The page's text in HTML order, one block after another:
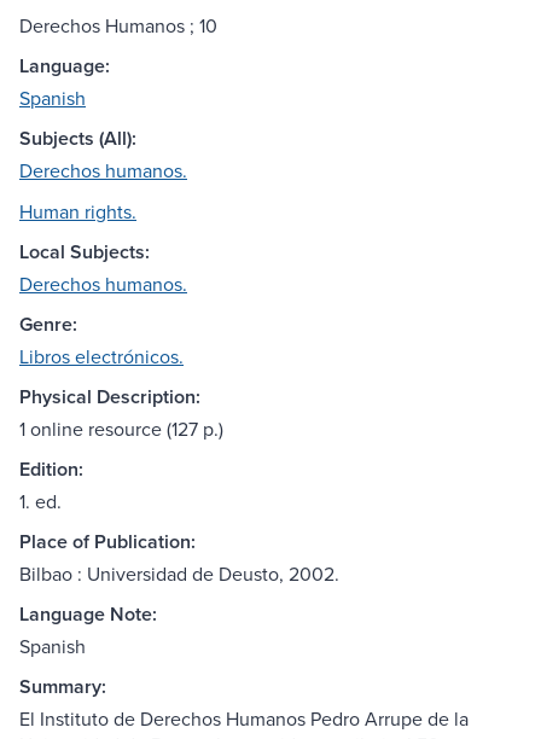
Derechos Humanos ; 10
Language:
Spanish
Subjects (All):
Derechos humanos.
Human rights.
Local Subjects:
Derechos humanos.
Genre:
Libros electrónicos.
Physical Description:
1 online resource (127 p.)
Edition:
1. ed.
Place of Publication:
Bilbao : Universidad de Deusto, 2002.
Language Note:
Spanish
Summary:
El Instituto de Derechos Humanos Pedro Arrupe de la